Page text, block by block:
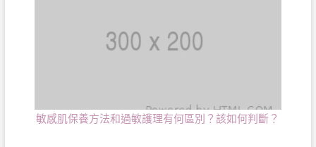
敏感肌保養方法和過敏護理有何區別？該如何判斷？